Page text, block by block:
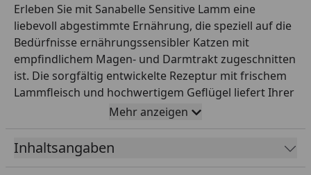
Erleben Sie mit Sanabelle Sensitive Lamm eine
liebevoll abgestimmte Ernährung, die speziell auf die
Bedürfnisse ernährungssensibler Katzen mit
empfindlichem Magen- und Darmtrakt zugeschnitten
ist. Die sorgfältig entwickelte Rezeptur mit frischem
Lammfleisch und hochwertigem Geflügel liefert Ihrer
Katze nicht nur wertvolles tierisches Eiweiß, sondern
auch eine besonders gute Verdaulichkeit – für ein
rundum zufriedenes und vitales Tier. Frei von Gluten
versorgt Sanabelle Sensitive Lamm Ihre Samtpfote
Mehr anzeigen
Inhaltsangaben